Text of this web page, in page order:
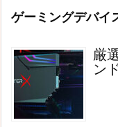
ゲーミングデバイ
厳
ン